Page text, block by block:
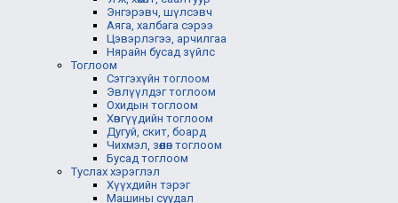
Энгэрэвч, шүлсэвч
Аяга, халбага сэрээ
Цэвэрлэгээ, арчилгаа
Нярайн бусад зүйлс
Тоглоом
Сэтгэхүйн тоглоом
Эвлүүлдэг тоглоом
Охидын тоглоом
Хөвгүүдийн тоглоом
Дугуй, скит, боард
Чихмэл, зөөлөн тоглоом
Бусад тоглоом
Туслах хэрэглэл
Хүүхдийн тэрэг
Машины суудал